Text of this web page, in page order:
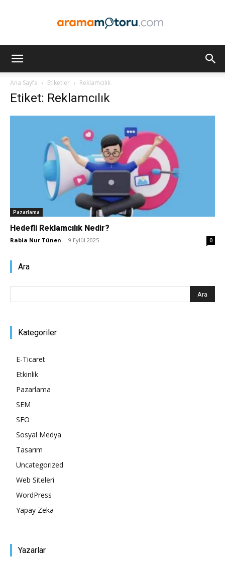
Optimizasyonu
ve
–
Ana Sayfa Etiketler Reklamcılık
Etiket: Reklamcılık
Pazarlama
Hedefli Reklamcılık Nedir?
Rabia Nur Tünen - 9 Eylül 2025 0
Ara
Kategoriler
E-Ticaret
Etkinlik
Pazarlama
SEM
SEO
Sosyal Medya
Tasarım
Uncategorized
Web Siteleri
WordPress
Yapay Zeka
Yazarlar